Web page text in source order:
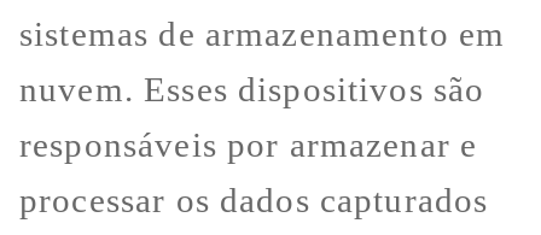
sistemas de armazenamento em
nuvem. Esses dispositivos são
responsáveis por armazenar e
processar os dados capturados